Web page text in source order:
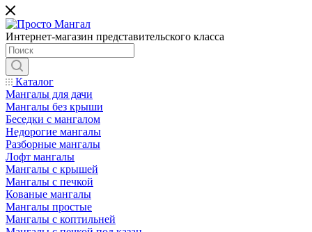
Интернет-магазин представительского класса
Каталог
Мангалы для дачи
Мангалы без крыши
Беседки с мангалом
Недорогие мангалы
Разборные мангалы
Лофт мангалы
Мангалы с крышей
Мангалы с печкой
Кованые мангалы
Мангалы простые
Мангалы с коптильней